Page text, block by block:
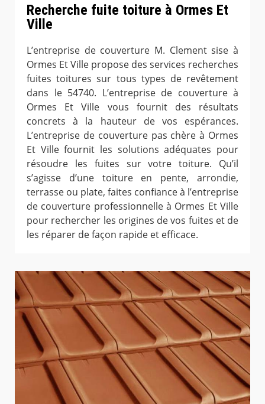
Recherche fuite toiture à Ormes Et
Ville
L’entreprise de couverture M. Clement sise à
Ormes Et Ville propose des services recherches
fuites toitures sur tous types de revêtement
dans le 54740. L’entreprise de couverture à
Ormes Et Ville vous fournit des résultats
concrets à la hauteur de vos espérances.
L’entreprise de couverture pas chère à Ormes
Et Ville fournit les solutions adéquates pour
résoudre les fuites sur votre toiture. Qu’il
s’agisse d’une toiture en pente, arrondie,
terrasse ou plate, faites confiance à l’entreprise
de couverture professionnelle à Ormes Et Ville
pour rechercher les origines de vos fuites et de
les réparer de façon rapide et efficace.